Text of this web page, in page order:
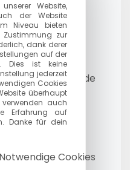
Website,
der Website
Niveau bieten
zur
dank derer
auf der
Dies ist keine
jederzeit
Cookies
überhaupt
auch
Erfahrung auf
Danke für dein
Notwendige Cookies
M.G.M. Logistik
überprüft und
und
der
Jede
festgestellt,
zu